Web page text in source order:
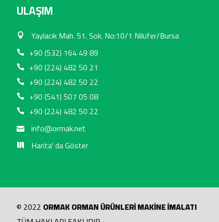
ULAŞIM
Yaylacık Mah. 51. Sok. No:10/1 Nilüfer/Bursa
+90 (532) 164 49 89
+90 (224) 482 50 21
+90 (224) 482 50 22
+90 (541) 507 05 08
+90 (224) 482 50 22
info@ormak.net
Harita' da Göster
© 2022 ORMAK ORMAN ÜRÜNLERİ MAKİNE İMALATI